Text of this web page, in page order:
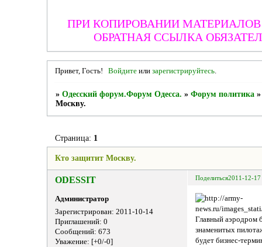
ПРИ КОПИРОВАНИИ
ОБРАТНАЯ ССЫЛКА
Привет, Гость! Войдитеили зарегистрируйтесь.
» Одесский форум.Форум Одесса. » Форум политика
Москву.
Кто защитит Москву.
Страница: 1
Поделиться2011-12-
ODESSIT
Администратор
Зарегистрирован: 2011-10-14
Приглашений: 0
Сообщений: 673
Уважение: [+0/-0]
Главный аэродром
знаменитых
будет бизнес-